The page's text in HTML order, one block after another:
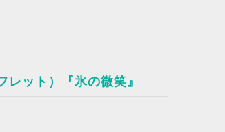
レット）『氷の微笑』